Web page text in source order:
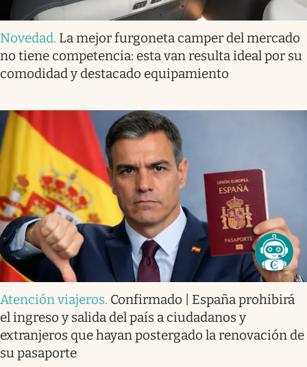
Novedad. La mejor furgoneta camper del mercado
no tiene competencia: esta van resulta ideal por su
comodidad y destacado equipamiento
Atención viajeros. Confirmado | España prohibirá
el ingreso y salida del país a ciudadanos y
extranjeros que hayan postergado la renovación de
su pasaporte